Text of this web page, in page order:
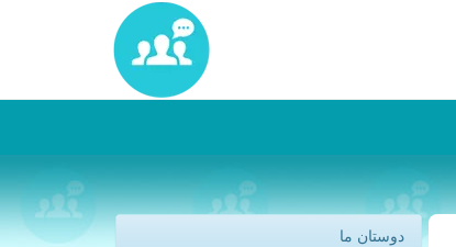
دوستان ما